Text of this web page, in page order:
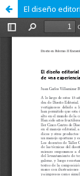
El diseño